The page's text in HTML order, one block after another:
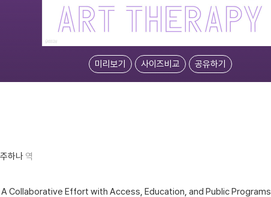
미리보기 사이즈비교 공유하기
주하나 역
Collaborative Effort with Access, Education, and Public Programs